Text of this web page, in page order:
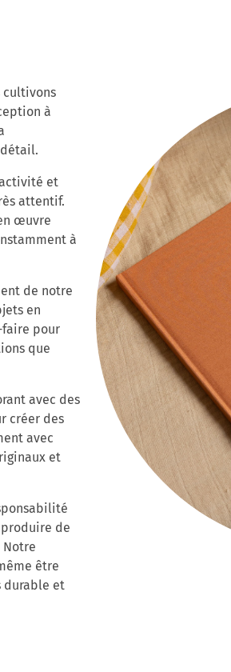
cultivons
à
et
attentif.
œuvre
à
de notre
en
faire pour
que
avec des
créer des
avec
et
de
être
durable et